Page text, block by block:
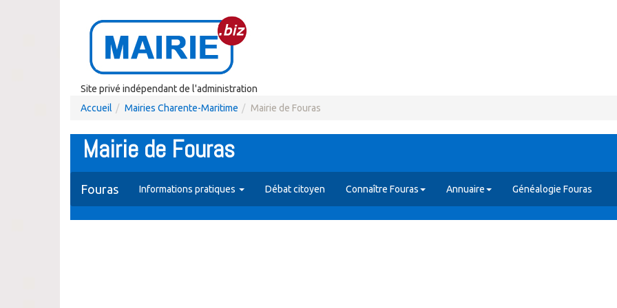
Site privé indépendant de l'administration
Accueil
Mairies Charente-Maritime Mairie de Fouras
Mairie de Fouras
Fouras Informations pratiques Débat citoyen Connaître Fouras Annuaire Généalogie Fouras